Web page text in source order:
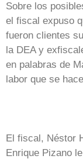
Sobre los
el fiscal expuso
fueron clientes
la DEA y
en palabras de
labor que se
El fiscal, Néstor
Enrique Pizano